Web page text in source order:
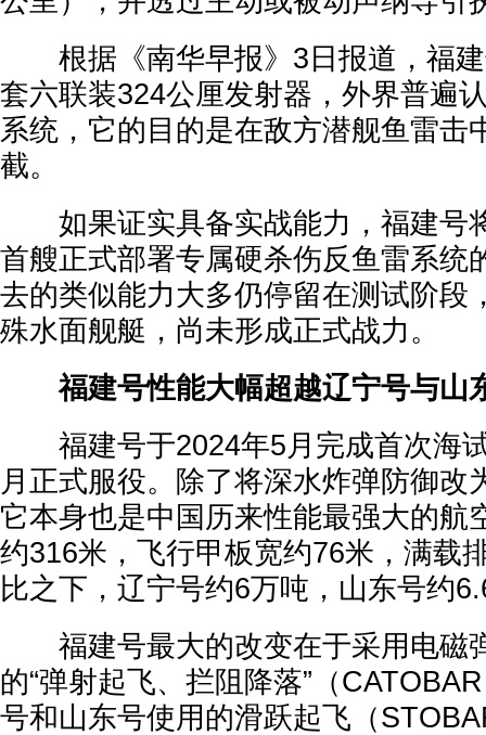
根据《南华早报》3日报道，福建
套六联装324公厘发射器，外界普遍
系统，它的目的是在敌方潜舰鱼雷击
截。
如果证实具备实战能力，福建号
首艘正式部署专属硬杀伤反鱼雷系统
去的类似能力大多仍停留在测试阶段
殊水面舰艇，尚未形成正式战力。
福建号性能大幅超越辽宁号与山
福建号于2024年5月完成首次海
月正式服役。除了将深水炸弹防御改
它本身也是中国历来性能最强大的航
约316米，飞行甲板宽约76米，满载
比之下，辽宁号约6万吨，山东号约
福建号最大的改变在于采用电磁
的“弹射起飞、拦阻降落”（
号和山东号使用的滑跃起飞（